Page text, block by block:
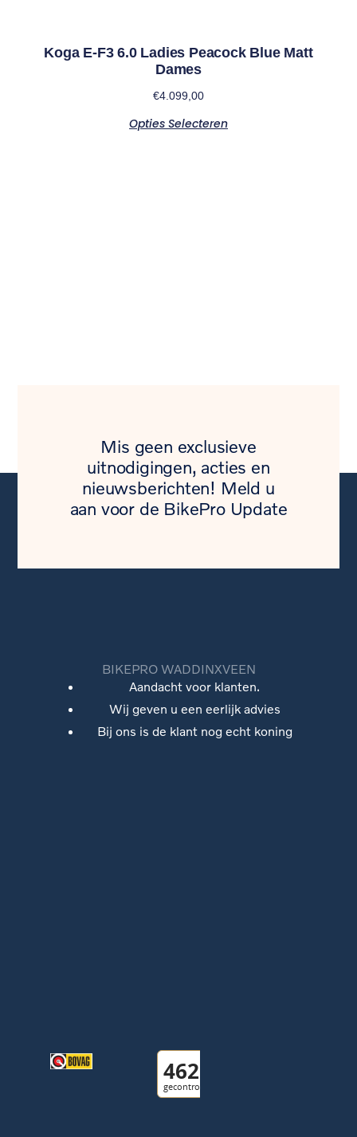
Koga E-F3 6.0 Ladies Peacock Blue Matt
Dames
€4.099,00
Opties Selecteren
Mis geen exclusieve
uitnodigingen, acties en
nieuwsberichten! Meld u
aan voor de BikePro Update
BIKEPRO WADDINXVEEN
Aandacht voor klanten.
Wij geven u een eerlijk advies
Bij ons is de klant nog echt koning